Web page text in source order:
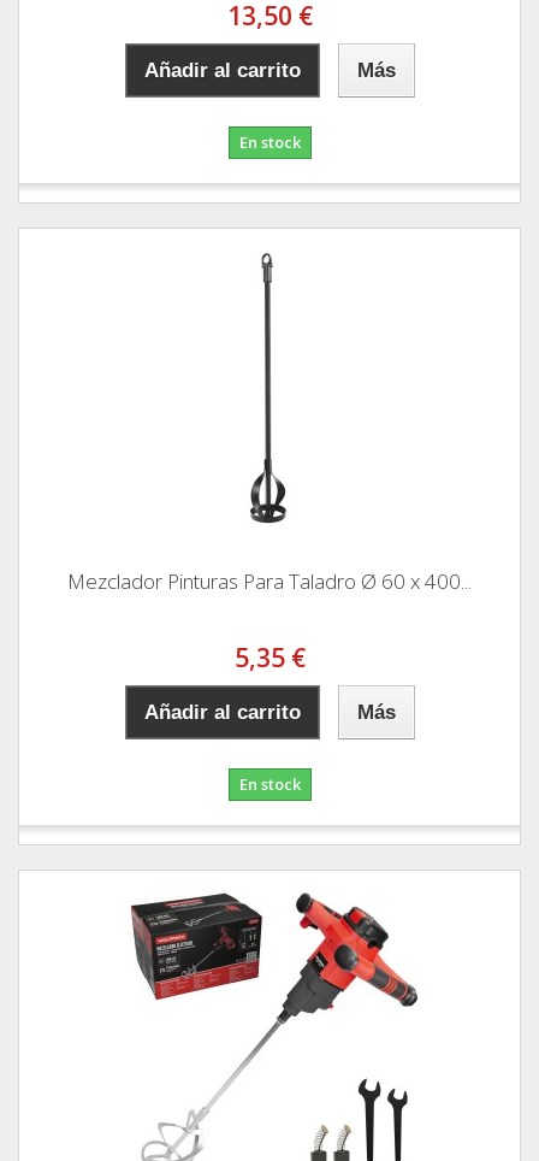
13,50 €
Añadir al carrito Más
En stock
Mezclador Pinturas Para Taladro Ø 60 x 400...
5,35 €
Añadir al carrito Más
En stock